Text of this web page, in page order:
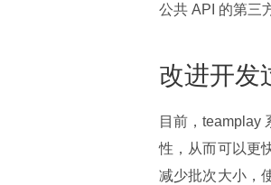
公共 API 的第三
改进开发
目前，teamplay
性，从而可以更
减少批次大小，